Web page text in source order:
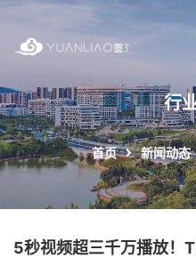
行
首页 新闻动态
5秒视频超三千万播放！